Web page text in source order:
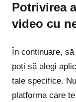
Potrivirea
video cu
În continuare,
poți să alegi
tale specifice.
platforma care